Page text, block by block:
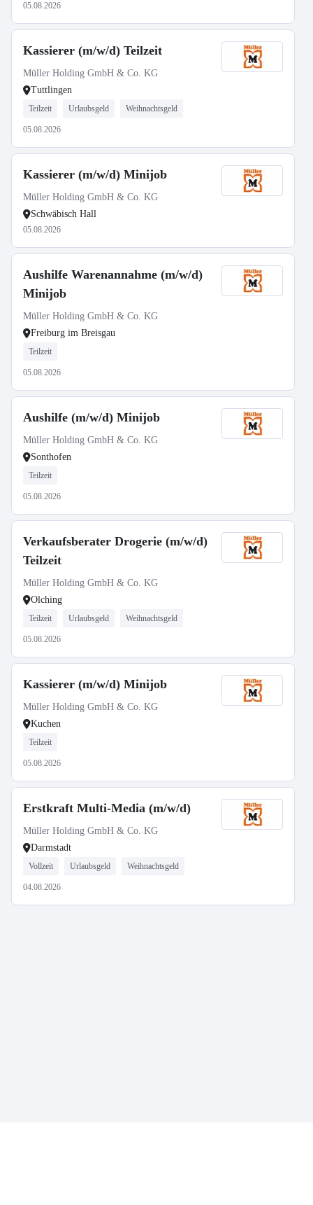
05.08.2026
Kassierer (m/w/d) Teilzeit
Müller Holding GmbH & Co. KG
Tuttlingen
Teilzeit Urlaubsgeld Weihnachtsgeld
05.08.2026
Kassierer (m/w/d) Minijob
Müller Holding GmbH & Co. KG
Schwäbisch Hall
05.08.2026
Aushilfe Warenannahme (m/w/d)
Minijob
Müller Holding GmbH & Co. KG
Freiburg im Breisgau
Teilzeit
05.08.2026
Aushilfe (m/w/d) Minijob
Müller Holding GmbH & Co. KG
Sonthofen
Teilzeit
05.08.2026
Verkaufsberater Drogerie (m/w/d)
Teilzeit
Müller Holding GmbH & Co. KG
Olching
Teilzeit Urlaubsgeld Weihnachtsgeld
05.08.2026
Kassierer (m/w/d) Minijob
Müller Holding GmbH & Co. KG
Kuchen
Teilzeit
05.08.2026
Erstkraft Multi-Media (m/w/d)
Müller Holding GmbH & Co. KG
Darmstadt
Vollzeit Urlaubsgeld Weihnachtsgeld
04.08.2026